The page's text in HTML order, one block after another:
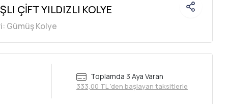
ÇİFT YILDIZLI KOLYE
Gümüş Kolye
Toplamda 3 Aya Varan
333,00 TL 'den başlayan taksitlerle